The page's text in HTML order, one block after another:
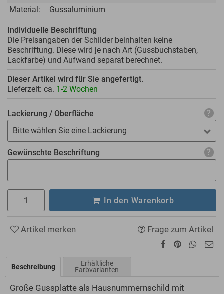
Material:
Gussaluminium
Individuelle Beschriftung
Die Preisangaben der Schilder beinhalten keine
Beschriftung. Diese wird je nach Art (Gussbuchstaben,
Lackfarbe) und Aufwand separat berechnet.
Dieser Artikel wird für Sie angefertigt.
Lieferzeit: ca. 1-2 Wochen
Lackierung / Oberfläche
Bitte wählen Sie eine Lackierung
Gewünschte Beschriftung
In den Warenkorb
Artikel merken Frage zum Artikel
Beschreibung
Erhältliche
Farbvarianten
Große Gussplatte als Hausnummernschild mit